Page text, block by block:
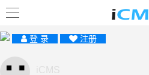
登 录 注册